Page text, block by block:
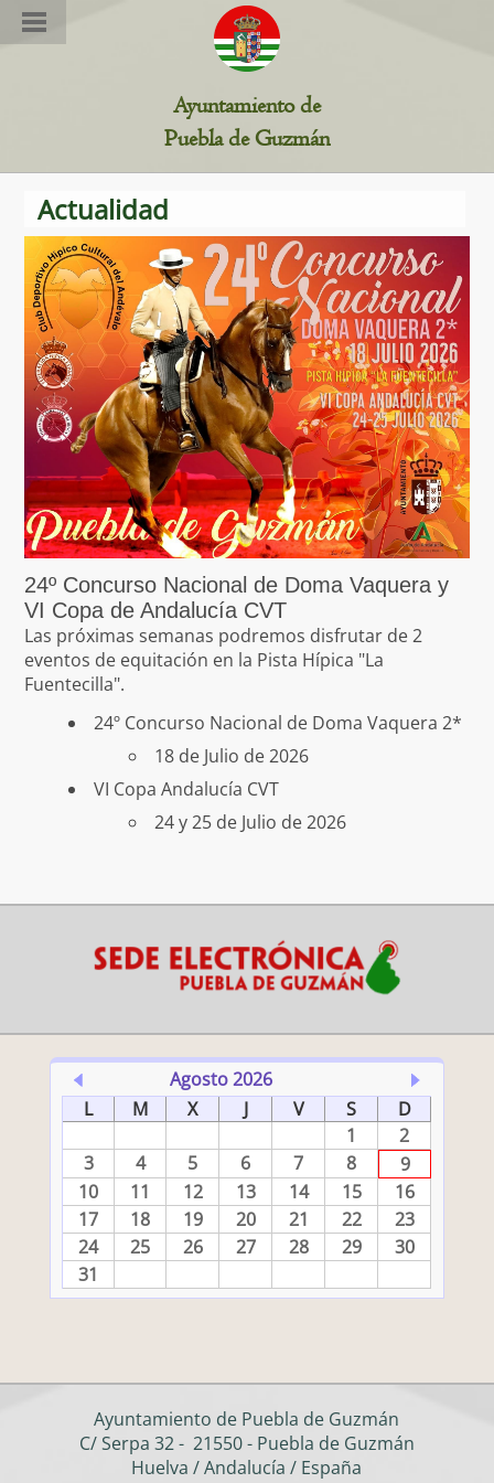
Ayuntamiento de
Puebla de Guzmán
Estamos en: Ciudadanía >>Inicio>> Información /
Actualidad
24º Concurso Nacional de Doma Vaquera y
VI Copa de Andalucía CVT
Las próximas semanas podremos disfrutar de 2
eventos de equitación en la Pista Hípica "La
Fuentecilla".
24º Concurso Nacional de Doma Vaquera 2*
18 de Julio de 2026
VI Copa Andalucía CVT
24 y 25 de Julio de 2026
Agosto 2026
L
M X J V S
D
1
2
3
4 5 6 7 8
9
10
11 12 13 14 15
16
17
18 19 20 21 22
23
24
25 26 27 28 29
30
31
Ayuntamiento de Puebla de Guzmán
C/ Serpa 32 - 21550 - Puebla de Guzmán
Huelva / Andalucía / España